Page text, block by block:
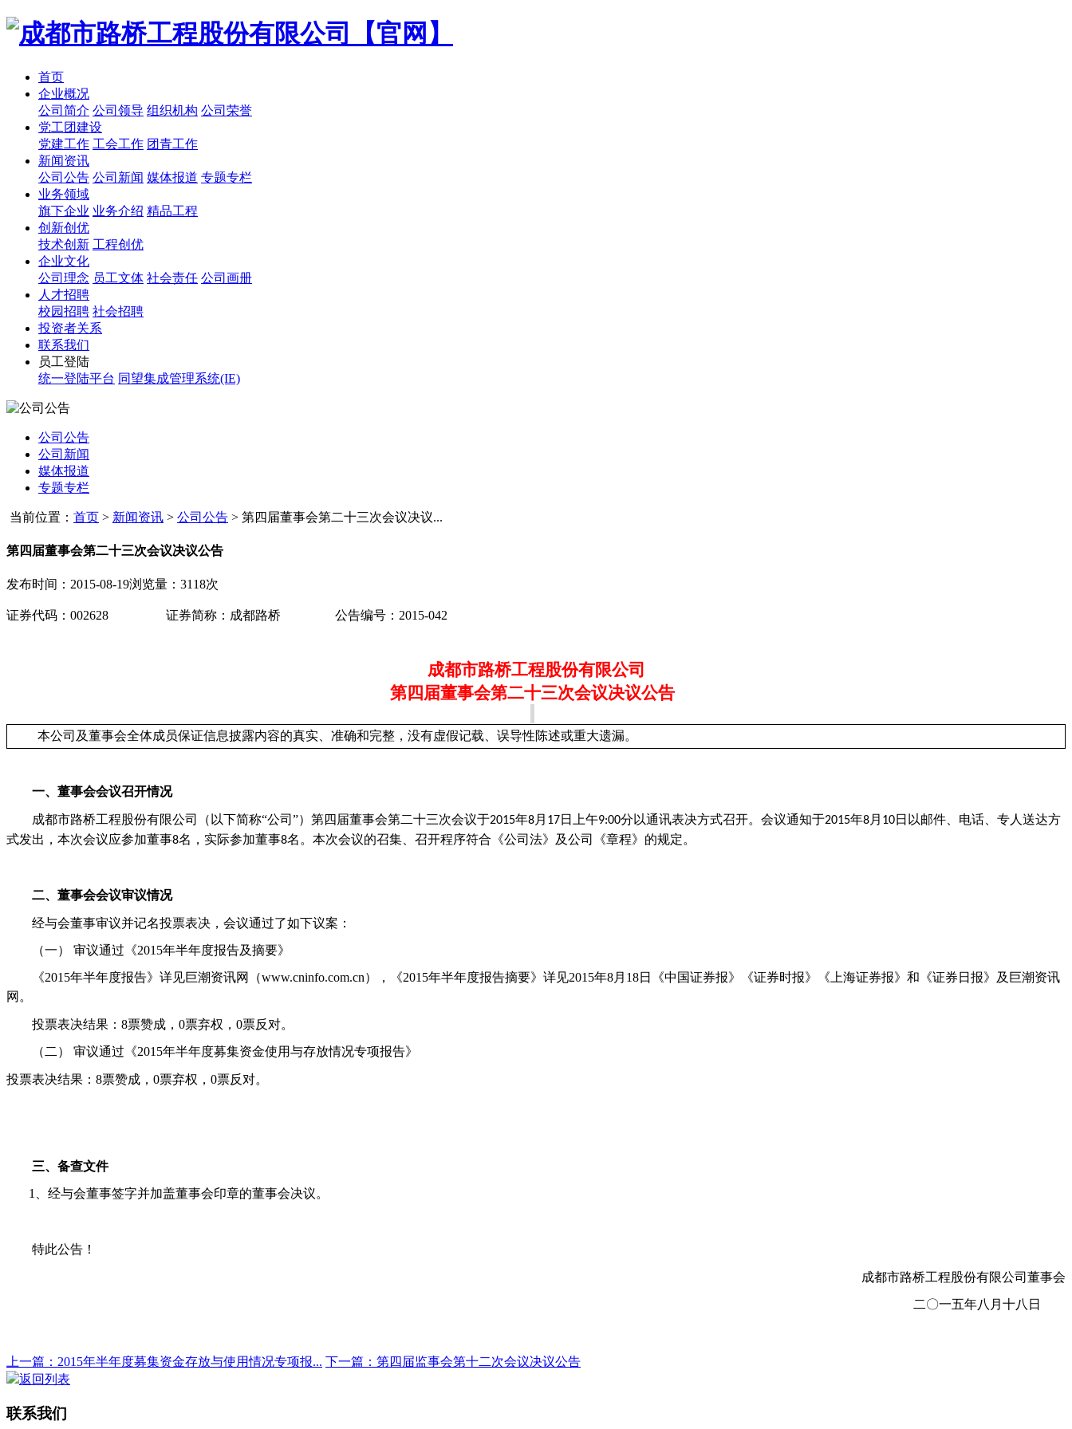
首页
企业概况
公司简介 公司领导 组织机构 公司荣誉
党工团建设
党建工作 工会工作 团青工作
新闻资讯
公司公告 公司新闻 媒体报道 专题专栏
业务领域
旗下企业 业务介绍 精品工程
创新创优
技术创新 工程创优
企业文化
公司理念 员工文体 社会责任 公司画册
人才招聘
校园招聘 社会招聘
投资者关系
联系我们
员工登陆
统一登陆平台 同望集成管理系统(IE)
公司公告
公司新闻
媒体报道
专题专栏
当前位置： 首页 > 新闻资讯 > 公司公告 > 第四届董事会第二十三次会议决议...
第四届董事会第二十三次会议决议公告
发布时间：2015-08-19浏览量：3118次
证券代码： 002628 证券简称：成都路桥 公告编号 ： 2015-042
成都市路桥工程股份有限公司
第四届董事会第二十三次会议决议公告
本公司及董事会全体成员保证信息披露内容的真实、准确和完整，没有虚假记载、误导性陈述或重大遗漏。
一、董事会会议召开情况
成都市路桥工程股份有限公司（以下简称“公司”）第四届董事会第二十三次会议于2015年8月 17日上午9:00分以通讯表决方式召开。会议通知于2015年8月 10日以邮件、电话、专人送达方
式发出，本次会议应参加董事8名，实际参加董事8名。本次会议的召集、召开程序符合《公司法》及公司《章程》的规定。
二、董事会会议审议情况
经与会董事审议并记名投票表决，会议通过了如下议案：
（一） 审议通过《2015年半年度报告及摘要》
《2015年半年度报告》详见巨潮资讯网（www.cninfo.com.cn），《2015年半年度报告摘要》详见2015年8月 18日《中国证券报》《证券时报》《上海证券报》和《证券日报》及巨潮资讯
网。
投票表决结果： 8票赞成， 0票弃权， 0票反对。
（二） 审议通过《2015年半年度募集资金使用与存放情况专项报告》
投票表决结果： 8票赞成， 0票弃权， 0票反对。
三、备查文件
1、经与会董事签字并加盖董事会印章的董事会决议。
特此公告！
成都市路桥工程股份有限公司董事会
二〇一五年八月十八日
上一篇：2015年半年度募集资金存放与使用情况专项报... 下一篇：第四届监事会第十二次会议决议公告
返回列表
联系我们